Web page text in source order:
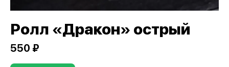
Ролл «Дракон» острый
550 ₽